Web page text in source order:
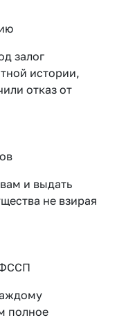
залог
истории,
отказ от
и выдать
не взирая
полное